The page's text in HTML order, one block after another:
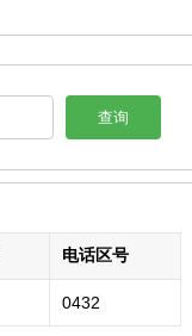
查询
电话区号
0432